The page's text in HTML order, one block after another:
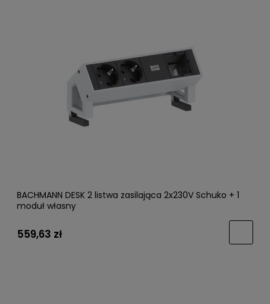
BACHMANN DESK 2 listwa zasilająca 2x230V Schuko + 1
moduł własny
559,63 zł